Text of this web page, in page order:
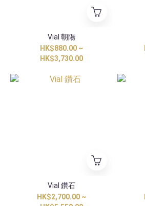
Vial 朝陽
HK$880.00 ~
HK$3,730.00
Vial 鑽石
HK$2,700.00 ~